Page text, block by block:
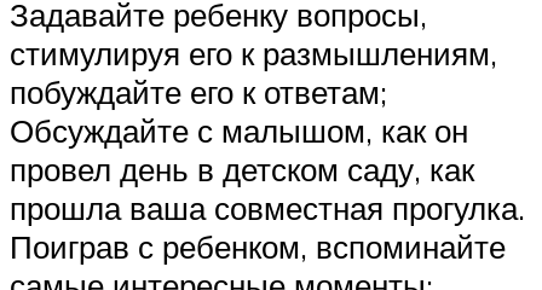
Задавайте ребенку вопросы,
стимулируя его к размышлениям,
побуждайте его к ответам;
Обсуждайте с малышом, как он
провел день в детском саду, как
прошла ваша совместная прогулка.
Поиграв с ребенком, вспоминайте